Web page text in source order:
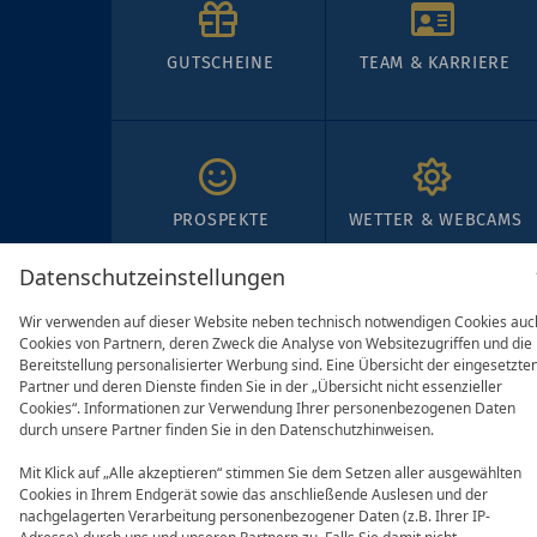
Datenschutzeinstellungen
Wir verwenden auf dieser Website neben technisch notwendigen Cookies
Cookies von Partnern, deren Zweck die Analyse von Websitezugriffen und die
Bereitstellung personalisierter Werbung sind. Eine Übersicht der
Partner und deren Dienste finden Sie in der „Übersicht nicht essenzieller
Cookies“. Informationen zur Verwendung Ihrer personenbezogenen Daten
durch unsere Partner finden Sie in den Datenschutzhinweisen.
Mit Klick auf „Alle akzeptieren“ stimmen Sie dem Setzen aller ausgewählten
Cookies in Ihrem Endgerät sowie das anschließende Auslesen und der
nachgelagerten Verarbeitung personenbezogener Daten (z.B. Ihrer IP-
GUTSCHEINE TEAM & KARRIERE
PROSPEKTE WETTER & WEBCAMS